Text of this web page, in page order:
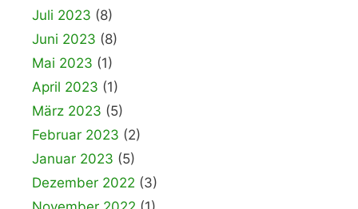
Juli 2023 (8)
Juni 2023 (8)
Mai 2023 (1)
April 2023 (1)
März 2023 (5)
Februar 2023 (2)
Januar 2023 (5)
Dezember 2022 (3)